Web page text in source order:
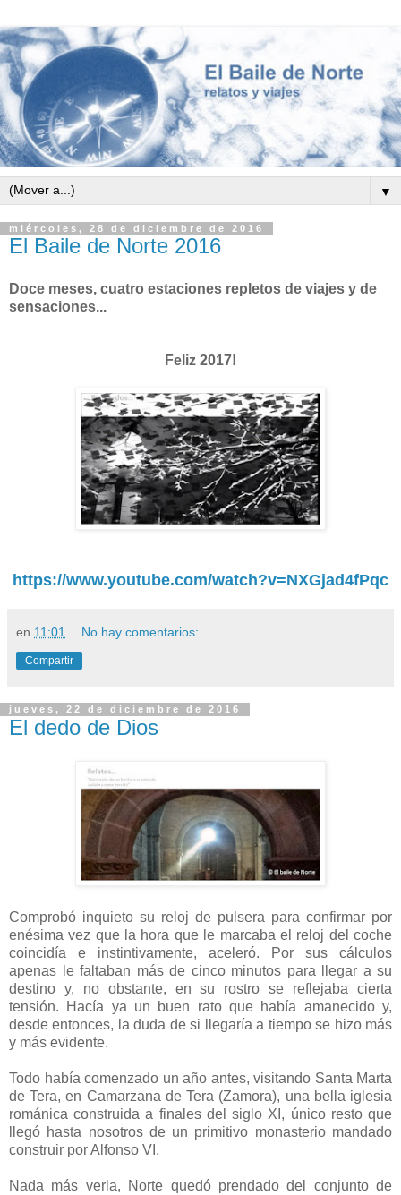
▼
miércoles, 28 de diciembre de 2016
El Baile de Norte 2016
Doce meses, cuatro estaciones repletos de viajes y de
sensaciones...
Feliz 2017!
https://www.youtube.com/watch?v=NXGjad4fPqc
en 11:01 No hay comentarios:
Compartir
jueves, 22 de diciembre de 2016
El dedo de Dios
Comprobó inquieto su reloj de pulsera para confirmar por
enésima vez que la hora que le marcaba el reloj del coche
coincidía e instintivamente, aceleró. Por sus cálculos
apenas le faltaban más de cinco minutos para llegar a su
destino y, no obstante, en su rostro se reflejaba cierta
tensión. Hacía ya un buen rato que había amanecido y,
desde entonces, la duda de si llegaría a tiempo se hizo más
y más evidente.
Todo había comenzado un año antes, visitando Santa Marta
de Tera, en Camarzana de Tera (Zamora), una bella iglesia
románica construida a finales del siglo XI, único resto que
llegó hasta nosotros de un primitivo monasterio mandado
construir por Alfonso VI.
Nada más verla, Norte quedó prendado del conjunto de